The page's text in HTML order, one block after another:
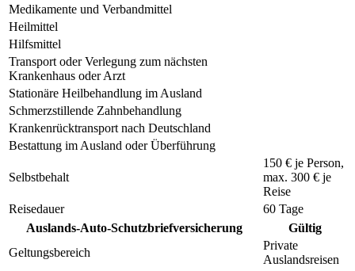
Medikamente und Verbandmittel
Heilmittel
Hilfsmittel
Transport oder Verlegung zum nächsten
Krankenhaus oder Arzt
Stationäre Heilbehandlung im Ausland
Schmerzstillende Zahnbehandlung
Krankenrücktransport nach Deutschland
Bestattung im Ausland oder Überführung
Selbstbehalt
150 € je Person,
max. 300 € je
Reise
Reisedauer
60 Tage
Auslands-Auto-Schutzbriefversicherung
Gültig
Geltungsbereich
Private
Auslandsreisen